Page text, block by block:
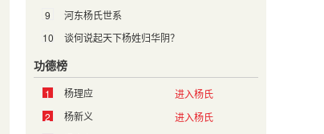
9
河东杨氏世系
10
谈何说起天下杨姓归华阴？
功德榜
1 杨理应
进入杨氏
2
杨新义
进入杨氏